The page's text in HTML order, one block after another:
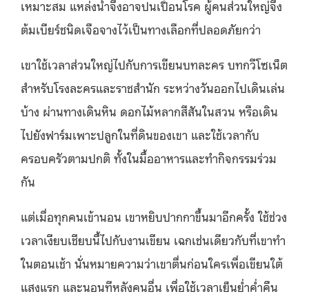
เหมาะสม แหล่งน้ำจึงอาจปนเปื้อนโรค ผู้คนส่วนใหญ่จึง
ต้มเบียร์ชนิดเจือจางไว้เป็นทางเลือกที่ปลอดภัยกว่า
เขาใช้เวลาส่วนใหญ่ไปกับการเขียนบทละคร บทกวีโซเน็ต
สำหรับโรงละครและราชสำนัก ระหว่างวันออกไปเดินเล่น
บ้าง ผ่านทางเดินหิน ดอกไม้หลากสีสันในสวน หรือเดิน
ไปยังฟาร์มเพาะปลูกในที่ดินของเขา และใช้เวลากับ
ครอบครัวตามปกติ ทั้งในมื้ออาหารและทำกิจกรรมร่วม
กัน
แต่เมื่อทุกคนเข้านอน เขาหยิบปากกาขึ้นมาอีกครั้ง ใช้ช่วง
เวลาเงียบเชียบนี้ไปกับงานเขียน เฉกเช่นเดียวกับที่เขาทำ
ในตอนเช้า นั่นหมายความว่าเขาตื่นก่อนใครเพื่อเขียนใต้
แสงแรก และนอนทีหลังคนอื่น เพื่อใช้เวลาเย็นย่ำค่ำคืน